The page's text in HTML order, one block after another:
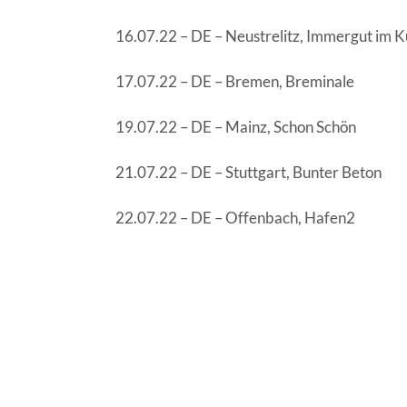
16.07.22 – DE – Neustrelitz, Immergut im
17.07.22 – DE – Bremen, Breminale
19.07.22 – DE – Mainz, Schon Schön
21.07.22 – DE – Stuttgart, Bunter Beton
22.07.22 – DE – Offenbach, Hafen2